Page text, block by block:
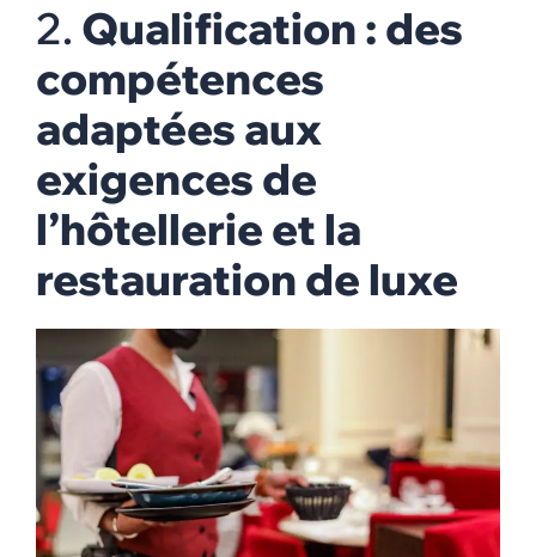
2. Qualification : des
compétences
adaptées aux
exigences de
l’hôtellerie et la
restauration de luxe